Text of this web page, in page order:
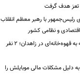
تعز هدف گرفت
رئیس‌جمهور با رهبر معظم انقلاب
و نظامی کشور
حمله مسلحانه به قهوه‌خانه‌ای در زاهدان؛ ۲ نفر
دلیل مشکلات مالی موبایلش را